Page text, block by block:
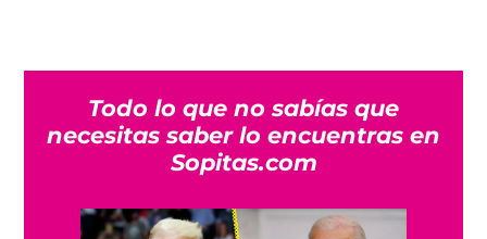
Todo lo que no sabías que
necesitas saber lo encuentras en
Sopitas.com